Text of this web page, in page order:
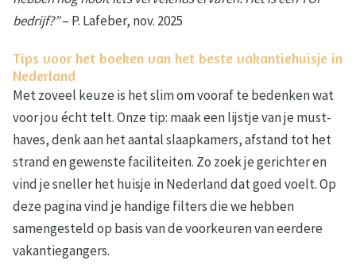
bedrijf?”– P. Lafeber, nov. 2025
Tips voor het boeken van het beste vakantiehuisje in
Nederland
Met zoveel keuze is het slim om vooraf te bedenken wat
voor jou écht telt. Onze tip: maak een lijstje van je must-
haves, denk aan het aantal slaapkamers, afstand tot het
strand en gewenste faciliteiten. Zo zoek je gerichter en
vind je sneller het huisje in Nederland dat goed voelt. Op
deze pagina vind je handige filters die we hebben
samengesteld op basis van de voorkeuren van eerdere
vakantiegangers.